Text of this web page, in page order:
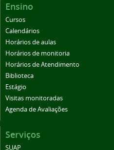
Ensino
Cursos
Calendários
Horários de aulas
Horários de monitoria
Horários de Atendimento
Biblioteca
Estágio
Visitas monitoradas
Agenda de Avaliações
Serviços
SUAP